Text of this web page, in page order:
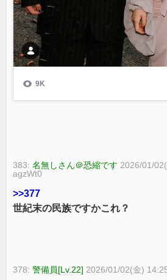
383:名無しさん＠恐縮です 2026/01/
agzWt0
>>377
世紀末の民族ですかこれ？
378:警備員[Lv.22] 2026/01/02(金)